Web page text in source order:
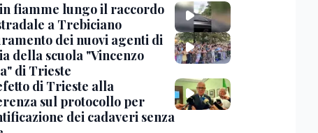
fiamme lungo il raccordo
a Trebiciano
dei nuovi agenti di
della scuola "Vincenzo
di Trieste
di Trieste alla
sul protocollo per
dei cadaveri senza